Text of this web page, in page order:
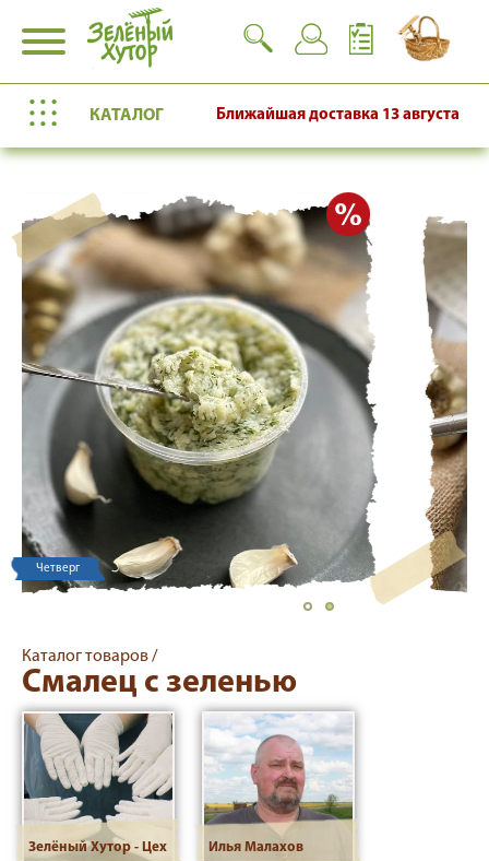
КАТАЛОГ Ближайшая доставка 13 августа
Четверг
Каталог товаров /
Смалец с зеленью
Зелёный Хутор - Цех Илья Малахов